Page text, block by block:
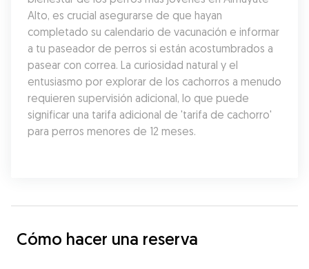
Alto, es crucial asegurarse de que hayan
completado su calendario de vacunación e informar
a tu paseador de perros si están acostumbrados a
pasear con correa. La curiosidad natural y el
entusiasmo por explorar de los cachorros a menudo
requieren supervisión adicional, lo que puede
significar una tarifa adicional de 'tarifa de cachorro'
para perros menores de 12 meses.
Cómo hacer una reserva